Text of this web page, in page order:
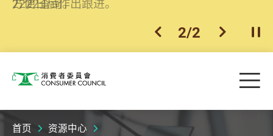
2222查询。
方便日后作出跟进。
上一个
2/2 下一个开
消费者委员会 目
首页 资源中心